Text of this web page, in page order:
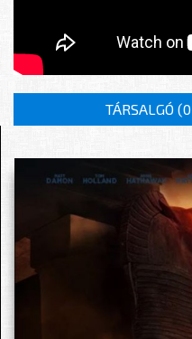
TÁRSALGÓ (